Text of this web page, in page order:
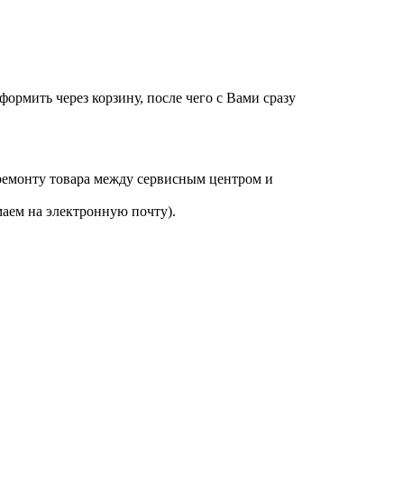
через корзину, после чего с Вами сразу
товара между сервисным центром и
на электронную почту).